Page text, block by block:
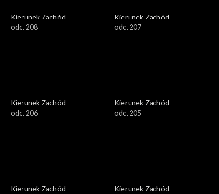
Kierunek Zachód
odc. 208
Kierunek Zachód
odc. 207
Kierunek Zachód
odc. 206
Kierunek Zachód
odc. 205
Kierunek Zachód
Kierunek Zachód